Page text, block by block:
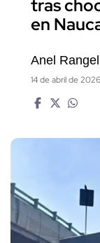
tras
en
Anel Rangel
14 de abril de 2026